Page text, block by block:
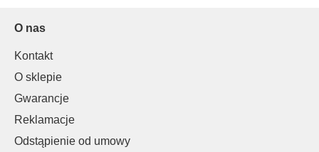
O nas
Kontakt
O sklepie
Gwarancje
Reklamacje
Odstąpienie od umowy